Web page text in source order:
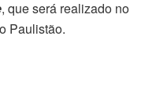
, que será realizado no
Paulistão.